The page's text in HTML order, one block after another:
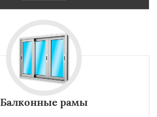
Балконные рамы